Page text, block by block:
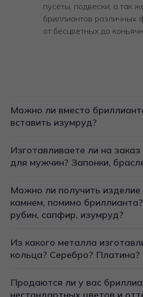
пусеты, подвески, а так
бриллиантов различных
от бесцветных до
Можно ли вместо
вставить изумруд?
Изготавливаете ли на
для мужчин? Запонки,
Можно ли получить изделие
камнем, помимо
рубин, сапфир, изумруд?
Из какого металла
кольца? Серебро? Платина?
Продаются ли у вас